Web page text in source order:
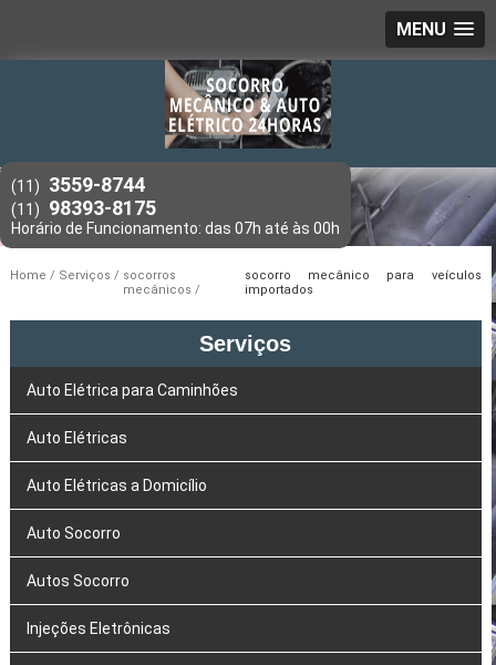
MENU
(11) 3559-8744
(11) 98393-8175
Home Serviços
socorros
mecânicos
socorro mecânico para veículos
importados
Serviços
Auto Elétrica para Caminhões
Auto Elétricas
Auto Elétricas a Domicílio
Auto Socorro
Autos Socorro
Injeções Eletrônicas